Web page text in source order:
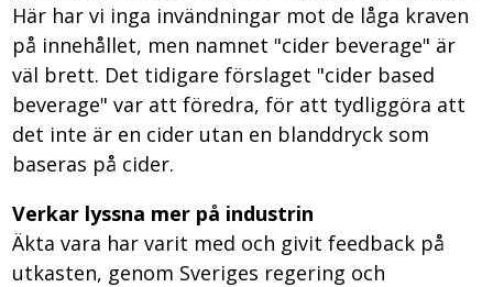
Här har vi inga invändningar mot de låga kraven
på innehållet, men namnet "cider beverage" är
väl brett. Det tidigare förslaget "cider based
beverage" var att föredra, för att tydliggöra att
det inte är en cider utan en blanddryck som
baseras på cider.
Verkar lyssna mer på industrin
Äkta vara har varit med och givit feedback på
utkasten, genom Sveriges regering och